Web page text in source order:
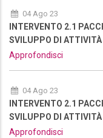
04 Ago 23
INTERVENTO 2.1
SVILUPPO DI
RAFFORZARE
Approfondisci
04 Ago 23
INTERVENTO 2.1
SVILUPPO DI
RAFFORZARE
Approfondisci